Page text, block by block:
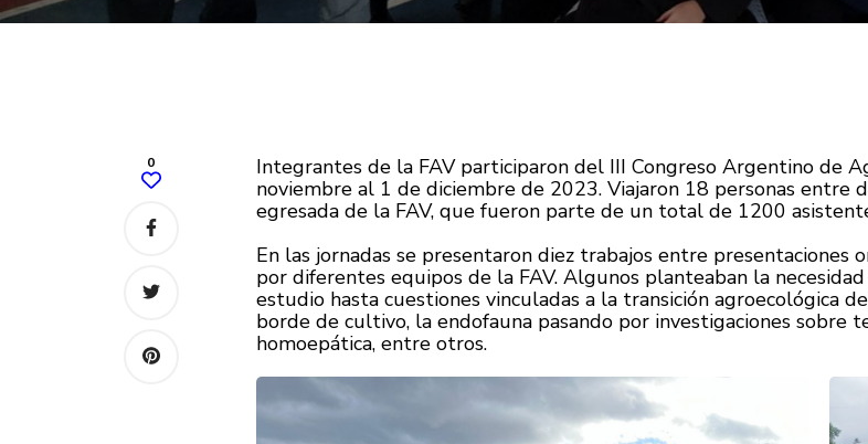
0
Integrantes de la FAV participaron del III Congreso Argentino de
noviembre al 1 de diciembre de 2023. Viajaron 18 personas entre
egresada de la FAV, que fueron parte de un total de 1200
En las jornadas se presentaron diez trabajos entre
por diferentes equipos de la FAV. Algunos planteaban la
estudio hasta cuestiones vinculadas a la transición agroecológica
borde de cultivo, la endofauna pasando por investigaciones sobre
homoepática, entre otros.